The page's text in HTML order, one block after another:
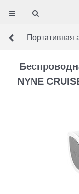
Портативная
NYNE